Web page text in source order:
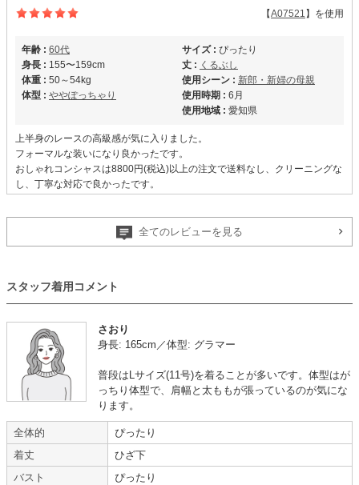
【A07521 】を使用
年齢 : 60代
身長 : 155〜159cm
体重 : 50～54kg
体型 : ややぽっちゃり
サイズ : ぴったり
丈 : くるぶし
使用シーン : 新郎・新婦の母親
使用時期 : 6月
使用地域 : 愛知県
上半身のレースの高級感が気に入りました。
フォーマルな装いになり良かったです。
おしゃれコンシャスは8800円(税込)以上の注文で送料なし、クリーニングな
し、丁寧な対応で良かったです。
ありがとうございました。
年齢 : 60代
身長 :160〜164cm
体重 :55～59kg
体型 :標準
使用シーン :
使用地域 :東京都
ドレスは写真で見たイメージ通りの品で、サイズもピッタリで非常に良かっ
た。
この年齢になると、衣類を含めて物を増やしたくないので、必要な時に借り
られるのはとても良いと思う。
価格もリーズナブルだと感じる。
全てのレビューを見る
スタッフ着用コメント
さおり
身長: 165cm／体型: グラマー
普段はLサイズ(11号)を着ることが多いです。体型はが
っちり体型で、肩幅と太ももが張っているのが気にな
ります。
全体的
ぴったり
着丈
ひざ下
バスト
ぴったり